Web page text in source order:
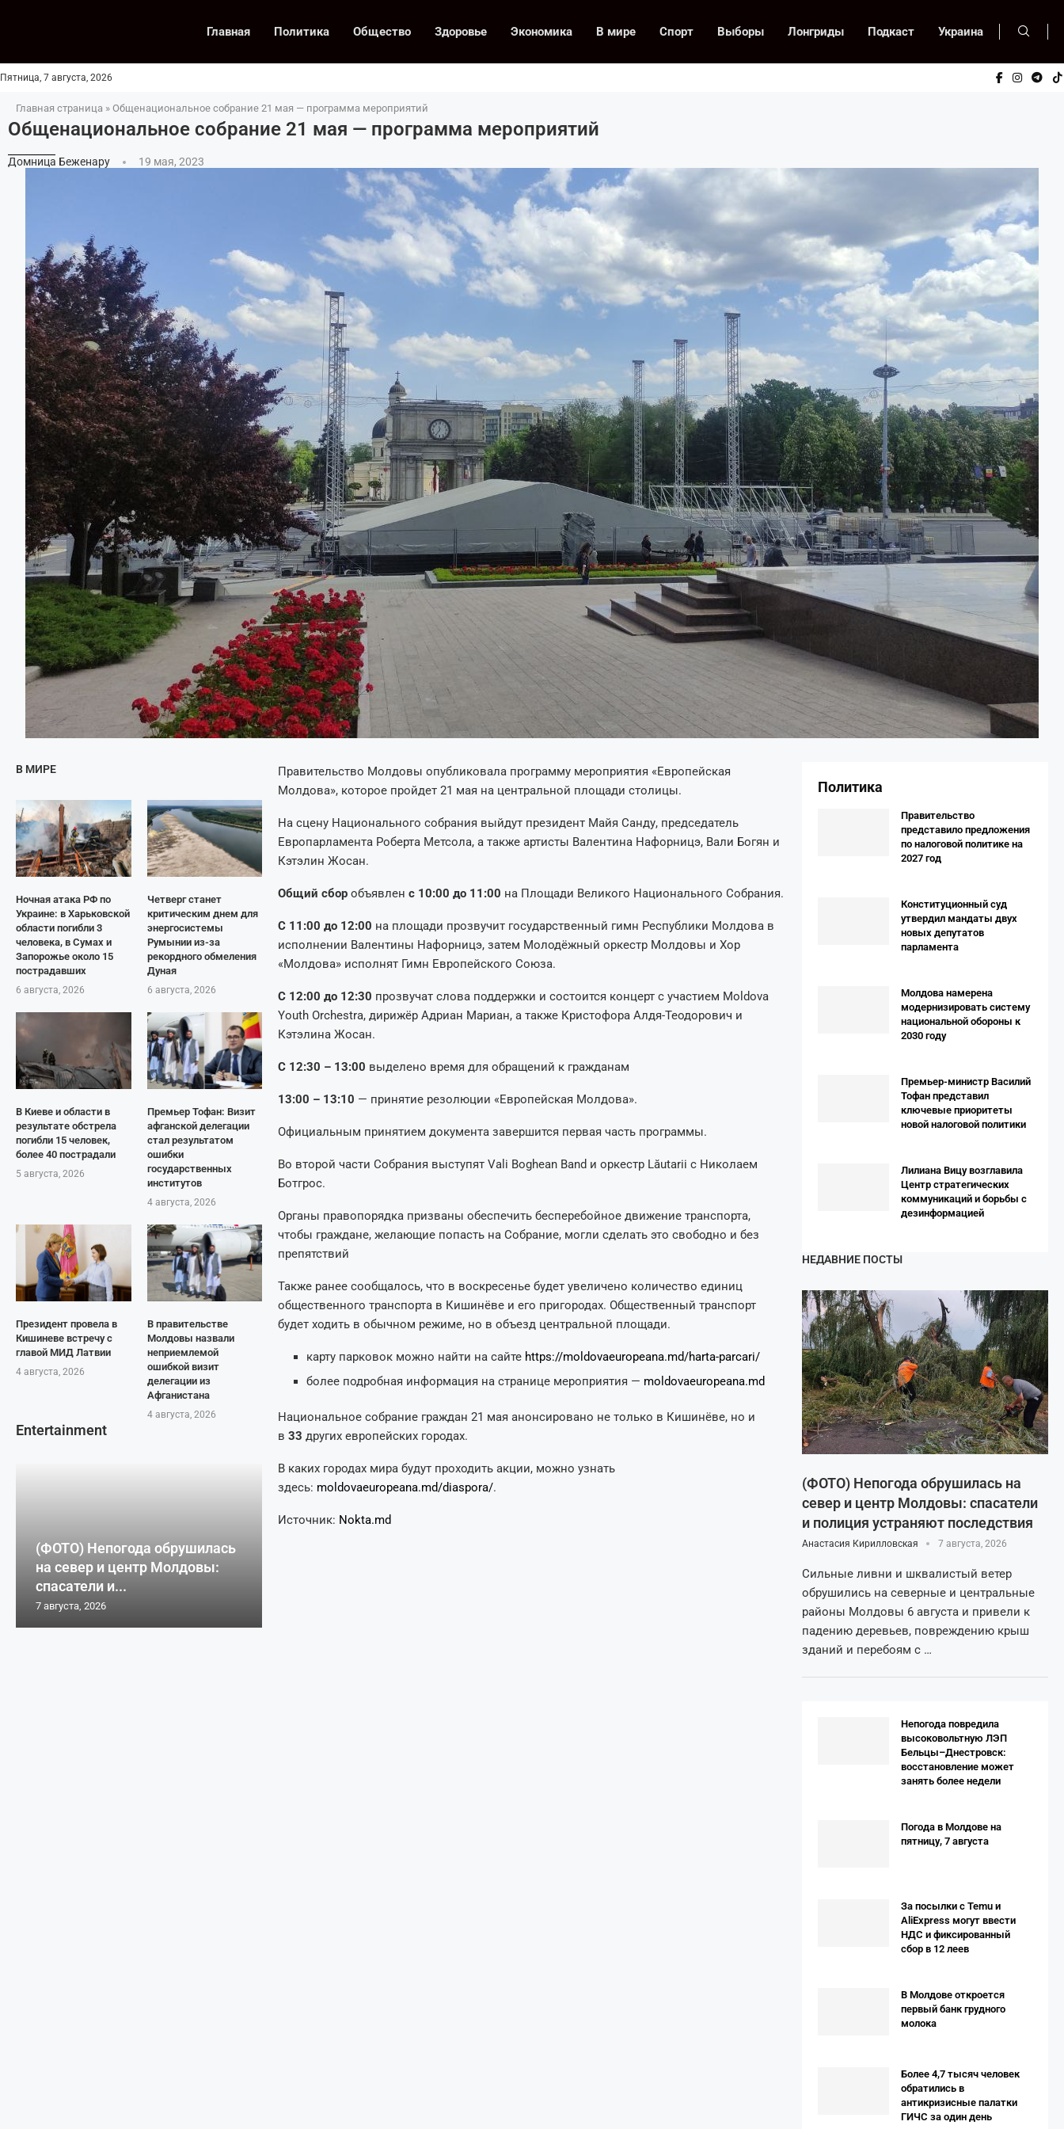
Главная Политика Общество Здоровье Экономика В мире Спорт Выборы Лонгриды Подкаст Украина
Пятница, 7 августа, 2026
Главная страница » Общенациональное собрание 21 мая — программа мероприятий
Общенациональное собрание 21 мая — программа мероприятий
Домница Беженару 19 мая, 2023
В МИРЕ
Ночная атака РФ по
Украине: в Харьковской
области погибли 3
человека, в Сумах и
Запорожье около 15
пострадавших
6 августа, 2026
Четверг станет
критическим днем для
энергосистемы
Румынии из-за
рекордного обмеления
Дуная
6 августа, 2026
В Киеве и области в
результате обстрела
погибли 15 человек,
более 40 пострадали
5 августа, 2026
Премьер Тофан: Визит
афганской делегации
стал результатом
ошибки
государственных
институтов
4 августа, 2026
Президент провела в
Кишиневе встречу с
главой МИД Латвии
4 августа, 2026
В правительстве
Молдовы назвали
неприемлемой
ошибкой визит
делегации из
Афганистана
4 августа, 2026
Entertainment
(ФОТО) Непогода обрушилась
на север и центр Молдовы:
спасатели и...
7 августа, 2026
Правительство Молдовы опубликовала программу мероприятия «Европейская
Молдова», которое пройдет 21 мая на центральной площади столицы.
На сцену Национального собрания выйдут президент Майя Санду, председатель
Европарламента Роберта Метсола, а также артисты Валентина Нафорницэ, Вали Богян и
Кэтэлин Жосан.
Общий сбор объявлен с 10:00 до 11:00 на Площади Великого Национального Собрания.
С 11:00 до 12:00 на площади прозвучит государственный гимн Республики Молдова в
исполнении Валентины Нафорницэ, затем Молодёжный оркестр Молдовы и Хор
«Молдова» исполнят Гимн Европейского Союза.
С 12:00 до 12:30 прозвучат слова поддержки и состоится концерт с участием Moldova
Youth Orchestra, дирижёр Адриан Мариан, а также Кристофора Алдя-Теодорович и
Кэтэлина Жосан.
С 12:30 – 13:00 выделено время для обращений к гражданам
13:00 – 13:10 — принятие резолюции «Европейская Молдова».
Официальным принятием документа завершится первая часть программы.
Во второй части Собрания выступят Vali Boghean Band и оркестр Lăutarii с Николаем
Ботгрос.
Органы правопорядка призваны обеспечить бесперебойное движение транспорта,
чтобы граждане, желающие попасть на Собрание, могли сделать это свободно и без
препятствий
Также ранее сообщалось, что в воскресенье будет увеличено количество единиц
общественного транспорта в Кишинёве и его пригородах. Общественный транспорт
будет ходить в обычном режиме, но в объезд центральной площади.
карту парковок можно найти на сайте https://moldovaeuropeana.md/harta-parcari/
более подробная информация на странице мероприятия — moldovaeuropeana.md
Национальное собрание граждан 21 мая анонсировано не только в Кишинёве, но и
в 33 других европейских городах.
В каких городах мира будут проходить акции, можно узнать
здесь: moldovaeuropeana.md/diaspora/.
Источник: Nokta.md
Политика
Правительство
представило предложения
по налоговой политике на
2027 год
Конституционный суд
утвердил мандаты двух
новых депутатов
парламента
Молдова намерена
модернизировать систему
национальной обороны к
2030 году
Премьер-министр Василий
Тофан представил
ключевые приоритеты
новой налоговой политики
Лилиана Вицу возглавила
Центр стратегических
коммуникаций и борьбы с
дезинформацией
НЕДАВНИЕ ПОСТЫ
(ФОТО) Непогода обрушилась на
север и центр Молдовы: спасатели
и полиция устраняют последствия
Анастасия Кирилловская 7 августа, 2026
Сильные ливни и шквалистый ветер
обрушились на северные и центральные
районы Молдовы 6 августа и привели к
падению деревьев, повреждению крыш
зданий и перебоям с …
Непогода повредила
высоковольтную ЛЭП
Бельцы–Днестровск:
восстановление может
занять более недели
Погода в Молдове на
пятницу, 7 августа
За посылки с Temu и
AliExpress могут ввести
НДС и фиксированный
сбор в 12 леев
В Молдове откроется
первый банк грудного
молока
Более 4,7 тысяч человек
обратились в
антикризисные палатки
ГИЧС за один день